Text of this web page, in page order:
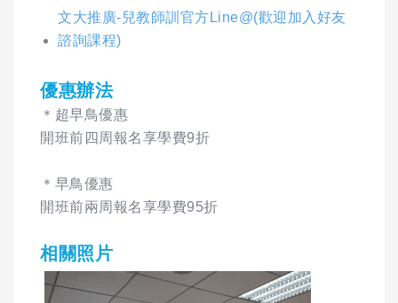
文大推廣-兒教師訓官方Line@(歡迎加入好友
諮詢課程)
優惠辦法
＊超早鳥優惠
開班前四周報名享學費9折
＊早鳥優惠
開班前兩周報名享學費95折
相關照片